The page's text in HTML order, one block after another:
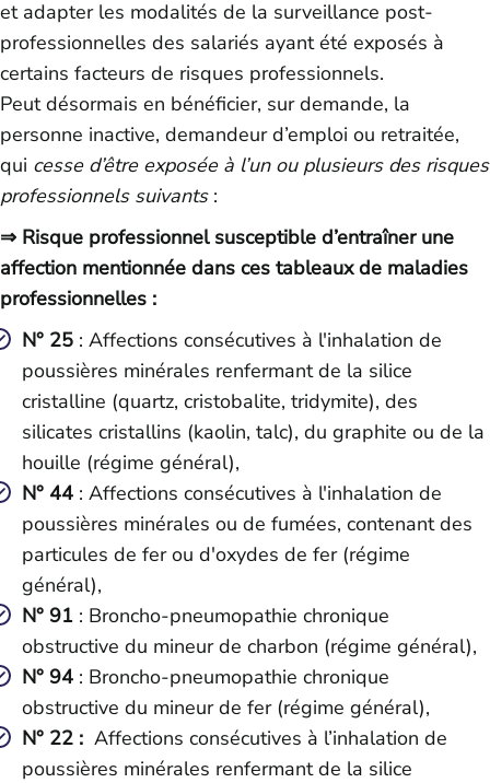
et adapter les modalités de la surveillance post-
professionnelles des salariés ayant été exposés à
certains facteurs de risques professionnels.
Peut désormais en bénéficier, sur demande, la
personne inactive, demandeur d’emploi ou retraitée,
qui cesse d’être exposée à l’un ou plusieurs des risques
professionnels suivants:
⇒ Risque professionnel susceptible d’entraîner une
affection mentionnée dans ces tableaux de maladies
professionnelles :
N° 25 : Affections consécutives à l'inhalation de
poussières minérales renfermant de la silice
cristalline (quartz, cristobalite, tridymite), des
silicates cristallins (kaolin, talc), du graphite ou de la
houille (régime général),
N° 44 : Affections consécutives à l'inhalation de
poussières minérales ou de fumées, contenant des
particules de fer ou d'oxydes de fer (régime
général),
N° 91 : Broncho-pneumopathie chronique
obstructive du mineur de charbon (régime général),
N° 94 : Broncho-pneumopathie chronique
obstructive du mineur de fer (régime général),
N° 22 : Affections consécutives à l’inhalation de
poussières minérales renfermant de la silice